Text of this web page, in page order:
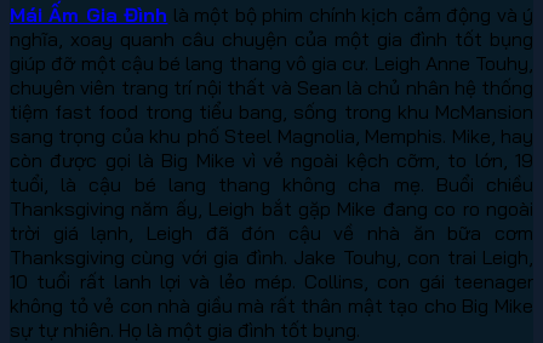
Mái Ấm Gia Đình là một bộ phim chính kịch cảm động và ý
nghĩa, xoay quanh câu chuyện của một gia đình tốt bụng
giúp đỡ một cậu bé lang thang vô gia cư. Leigh Anne Touhy,
chuyên viên trang trí nội thất và Sean là chủ nhân hệ thống
tiệm fast food trong tiểu bang, sống trong khu McMansion
sang trọng của khu phố Steel Magnolia, Memphis. Mike, hay
còn được gọi là Big Mike vì vẻ ngoài kệch cỡm, to lớn, 19
tuổi, là cậu bé lang thang không cha mẹ. Buổi chiều
Thanksgiving năm ấy, Leigh bắt gặp Mike đang co ro ngoài
trời giá lạnh, Leigh đã đón cậu về nhà ăn bữa cơm
Thanksgiving cùng với gia đình. Jake Touhy, con trai Leigh,
10 tuổi rất lanh lợi và lẻo mép. Collins, con gái teenager
không tỏ vẻ con nhà giầu mà rất thân mật tạo cho Big Mike
sự tự nhiên. Họ là một gia đình tốt bụng.